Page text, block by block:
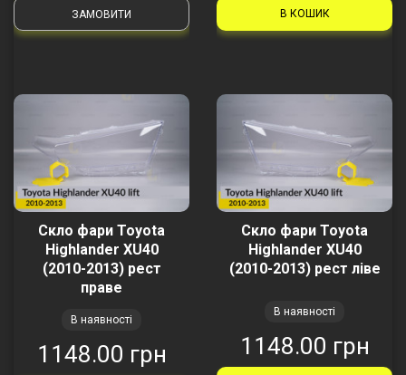
ЗАМОВИТИ В КОШИК
Скло фари Toyota
Highlander XU40
(2010-2013) рест
праве
В наявності
1148.00 грн
Скло фари Toyota
Highlander XU40
(2010-2013) рест ліве
В наявності
1148.00 грн